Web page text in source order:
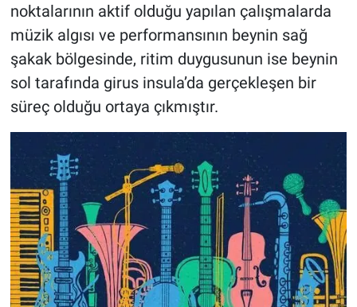
noktalarının aktif olduğu yapılan çalışmalarda
müzik algısı ve performansının beynin sağ
şakak bölgesinde, ritim duygusunun ise beynin
sol tarafında girus insula’da gerçekleşen bir
süreç olduğu ortaya çıkmıştır.